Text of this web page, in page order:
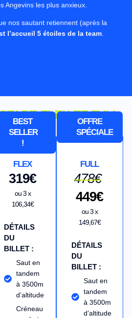
Angevins les plus anxieux.
nos sautant retiennent (après la
l’accueil 5 étoiles de la team.
FLEX ET FULL
BEST
SELLER
!
FLEX
319€
ou 3 x
106,34€
DÉTAILS
DU
BILLET :
Saut en
tandem
à 3500m
d’altitude
Créneau
OFFRE
SPÉCIALE
FULL
478€
449€
ou 3 x
149,67€
DÉTAILS
DU
BILLET :
Saut en
tandem
à 3500m
d’altitude